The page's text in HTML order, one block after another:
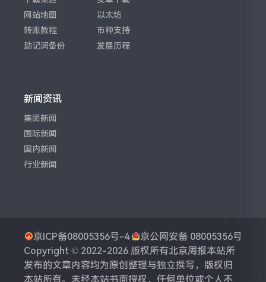
网站地图
转账教程
助记词备份
以太坊
币种支持
发展历程
新闻资讯
集团新闻
国际新闻
国内新闻
行业新闻
京ICP备08005356号-4
京公网安备 08005356号
Copyright © 2022-2026 版权所有北京周报本站所
发布的文章内容均为原创整理与独立撰写，版权归
本站所有。未经本站书面授权，任何单位或个人不